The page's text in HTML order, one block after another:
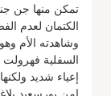
تمكن منها جن
الكتمان لعدم
وشاهدته الأم
السفلية
إعياء شديد